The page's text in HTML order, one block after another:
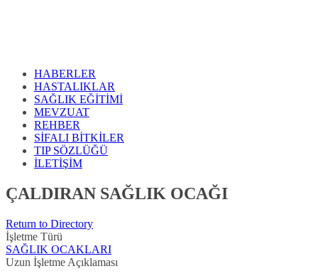
HABERLER
HASTALIKLAR
SAĞLIK EĞİTİMİ
MEVZUAT
REHBER
SİFALI BİTKİLER
TIP SÖZLÜĞÜ
İLETİŞİM
ÇALDIRAN SAĞLIK OCAĞI
Return to Directory
İşletme Türü
SAĞLIK OCAKLARI
Uzun İşletme Açıklaması